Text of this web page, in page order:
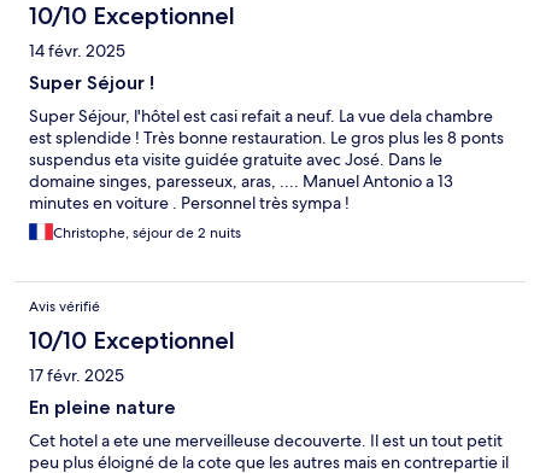
10/10 Exceptionnel
14 févr. 2025
Super Séjour !
Super Séjour, l'hôtel est casi refait a neuf. La vue dela chambre
est splendide ! Très bonne restauration. Le gros plus les 8 ponts
suspendus eta visite guidée gratuite avec José. Dans le
domaine singes, paresseux, aras, .... Manuel Antonio a 13
minutes en voiture . Personnel très sympa !
Christophe, séjour de 2 nuits
Avis vérifié
10/10 Exceptionnel
17 févr. 2025
En pleine nature
Cet hotel a ete une merveilleuse decouverte. Il est un tout petit
peu plus éloigné de la cote que les autres mais en contrepartie il